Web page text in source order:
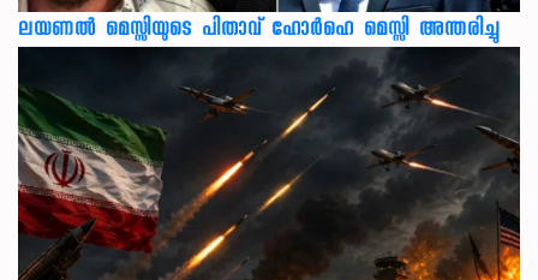
ലയണൽ മെസ്സിയുടെ പിതാവ് ഹോർഹെ മെസ്സി അന്തരിച്ചു